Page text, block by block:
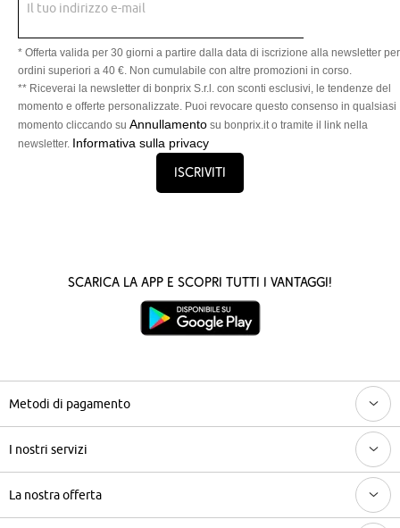
Il tuo indirizzo e-mail
* Offerta valida per 30 giorni a partire dalla data di iscrizione alla newsletter per
ordini superiori a 40 €. Non cumulabile con altre promozioni in corso.
** Riceverai la newsletter di bonprix S.r.l. con sconti esclusivi, le tendenze del
momento e offerte personalizzate. Puoi revocare questo consenso in qualsiasi
momento cliccando su Annullamento su bonprix.it o tramite il link nella
newsletter. Informativa sulla privacy
Iscriviti
Scarica la App e scopri tutti i vantaggi!
Metodi di pagamento
I nostri servizi
La nostra offerta